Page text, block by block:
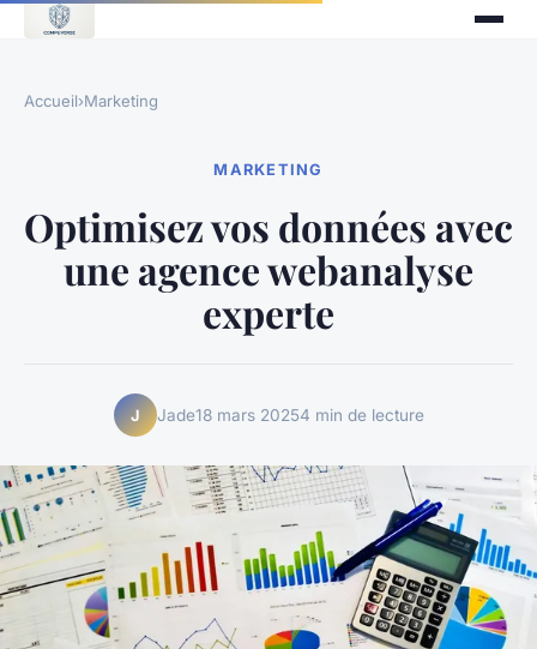
Accueil›Marketing
MARKETING
Optimisez vos données avec
une agence webanalyse
experte
J Jade18 mars 20254 min de lecture